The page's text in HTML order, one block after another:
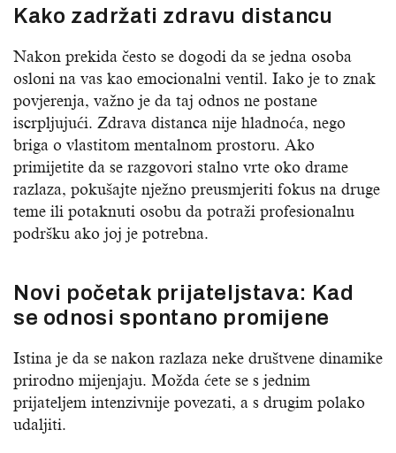
Kako zadržati zdravu distancu
Nakon prekida često se dogodi da se jedna osoba
osloni na vas kao emocionalni ventil. Iako je to znak
povjerenja, važno je da taj odnos ne postane
iscrpljujući. Zdrava distanca nije hladnoća, nego
briga o vlastitom mentalnom prostoru. Ako
primijetite da se razgovori stalno vrte oko drame
razlaza, pokušajte nježno preusmjeriti fokus na druge
teme ili potaknuti osobu da potraži profesionalnu
podršku ako joj je potrebna.
Novi početak prijateljstava: Kad
se odnosi spontano promijene
Istina je da se nakon razlaza neke društvene dinamike
prirodno mijenjaju. Možda ćete se s jednim
prijateljem intenzivnije povezati, a s drugim polako
udaljiti.